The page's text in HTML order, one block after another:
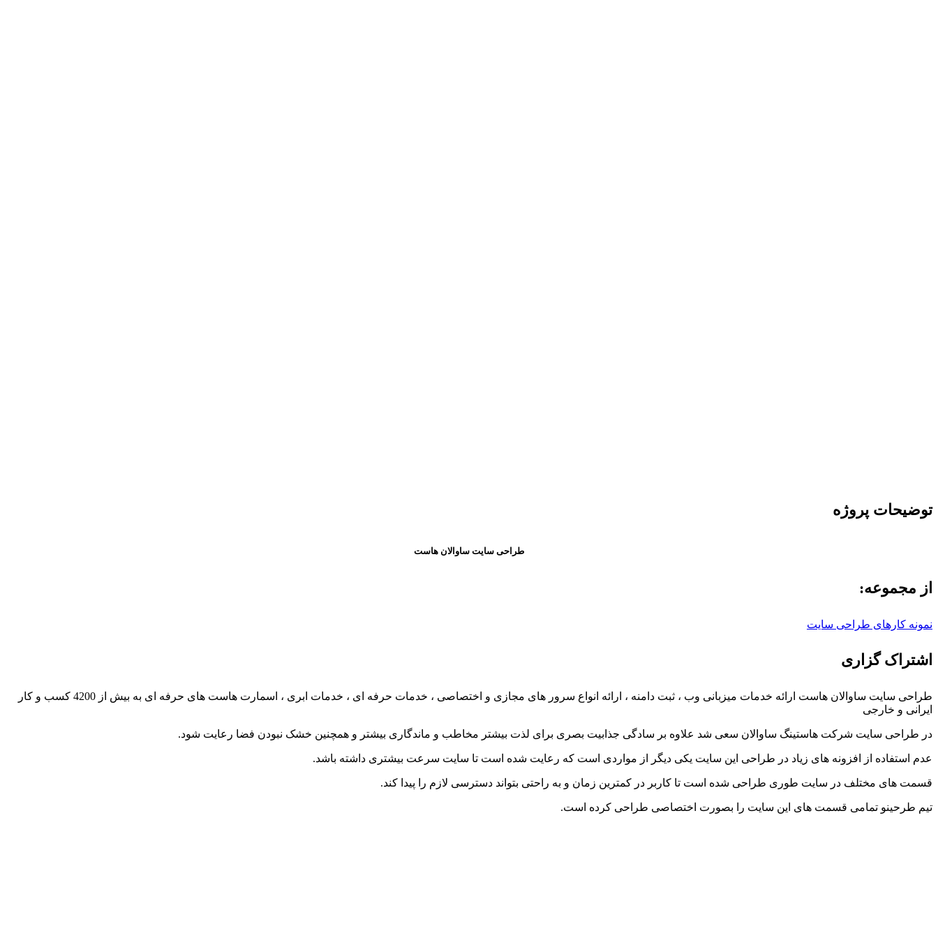
توضیحات پروژه
طراحی سایت ساوالان هاست
از مجموعه:
نمونه کارهای طراحی سایت
اشتراک گزاری
طراحی سایت ساوالان هاست ارائه خدمات میزبانی وب ، ثبت دامنه ، ارائه انواع سرور های مجازی و اختصاصی ، خدمات حرفه ای ، خدمات ابری ، اسمارت هاست های حرفه ای به بیش از 4200 کسب و کار
ایرانی و خارجی
در طراحی سایت شرکت هاستینگ ساوالان سعی شد علاوه بر سادگی جذابیت بصری برای لذت بیشتر مخاطب و ماندگاری بیشتر و همچنین خشک نبودن فضا رعایت شود.
عدم استفاده از افزونه های زیاد در طراحی این سایت یکی دیگر از مواردی است که رعایت شده است تا سایت سرعت بیشتری داشته باشد.
قسمت های مختلف در سایت طوری طراحی شده است تا کاربر در کمترین زمان و به راحتی بتواند دسترسی لازم را پیدا کند.
تیم طرحینو تمامی قسمت های این سایت را بصورت اختصاصی طراحی کرده است.